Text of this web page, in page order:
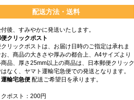
配送方法・送料
後、すみやかに発送いたします。
クリックポスト
リックポストは、お届け日時のご指定は承れま
、商品の大きさや厚みの都合上、A4サイズより
品、厚さ25mm以上の商品は、日本郵便クリック
なく、ヤマト運輸宅急便での発送となります。
輸宅急便 配送ご希望日を承ります。
ポスト：200円